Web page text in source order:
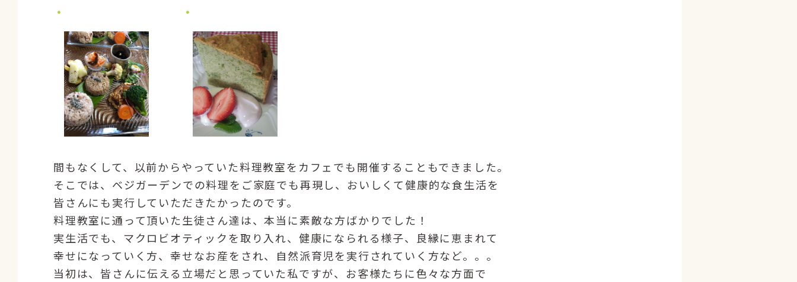
間もなくして、以前からやっていた料理教室をカフェでも開催することもできました。
そこでは、ベジガーデンでの料理をご家庭でも再現し、おいしくて健康的な食生活を
皆さんにも実行していただきたかったのです。
料理教室に通って頂いた生徒さん達は、本当に素敵な方ばかりでした！
実生活でも、マクロビオティックを取り入れ、健康になられる様子、良縁に恵まれて
幸せになっていく方、幸せなお産をされ、自然派育児を実行されていく方など。。。
当初は、皆さんに伝える立場だと思っていた私ですが、お客様たちに色々な方面で